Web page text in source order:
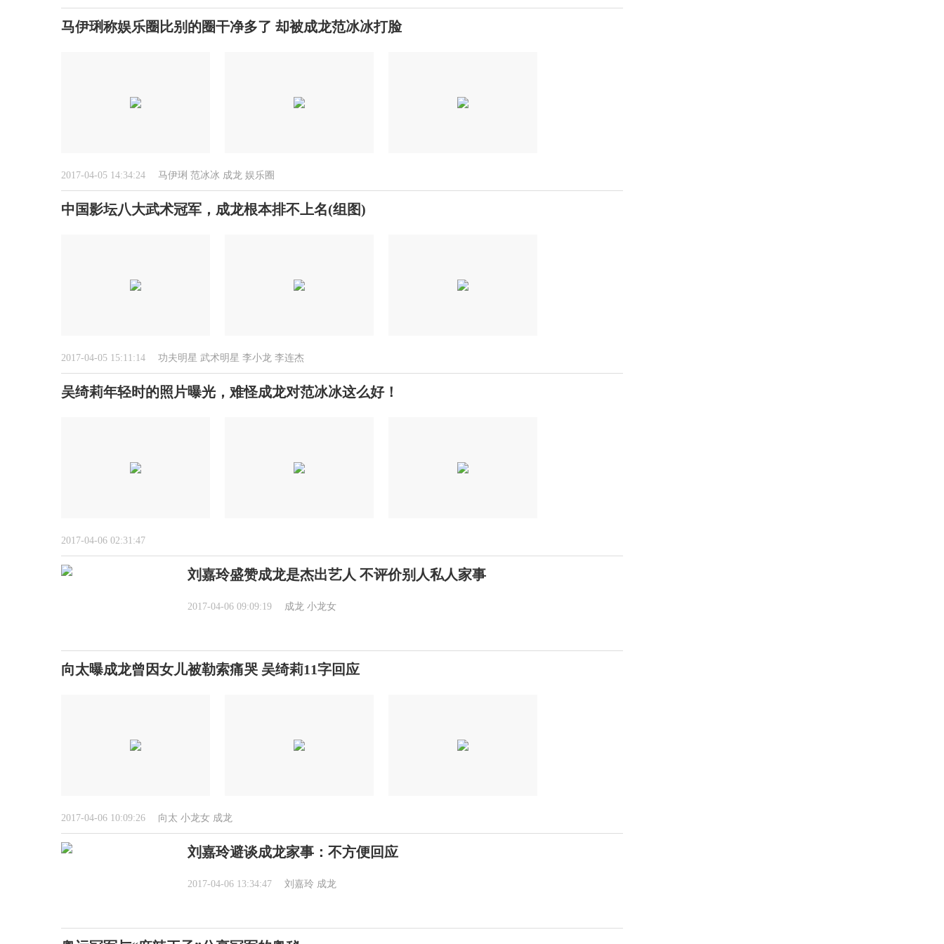
马伊琍称娱乐圈比别的圈干净多了 却被成龙范冰冰打脸
2017-04-05 14:34:24 马伊琍 范冰冰 成龙 娱乐圈
中国影坛八大武术冠军，成龙根本排不上名(组图)
2017-04-05 15:11:14 功夫明星 武术明星 李小龙 李连杰
吴绮莉年轻时的照片曝光，难怪成龙对范冰冰这么好！
2017-04-06 02:31:47
刘嘉玲盛赞成龙是杰出艺人 不评价别人私人家事
2017-04-06 09:09:19 成龙 小龙女
向太曝成龙曾因女儿被勒索痛哭 吴绮莉11字回应
2017-04-06 10:09:26 向太 小龙女 成龙
刘嘉玲避谈成龙家事：不方便回应
2017-04-06 13:34:47 刘嘉玲 成龙